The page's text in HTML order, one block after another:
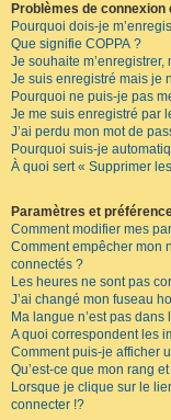
Problèmes de connexion
Pourquoi dois-je
Que signifie COPPA ?
Je souhaite m’enregistrer,
Je suis enregistré mais je
Pourquoi ne puis-je pas
Je me suis enregistré par
J’ai perdu mon mot de
Pourquoi suis-je
À quoi sert « Supprimer
Paramètres et
Comment modifier mes
Comment empêcher mon
connectés ?
Les heures ne sont pas
J’ai changé mon fuseau
Ma langue n’est pas dans
A quoi correspondent les
Comment puis-je afficher
Qu’est-ce que mon rang
Lorsque je clique sur le
connecter !?